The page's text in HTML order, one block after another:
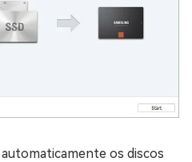
os discos